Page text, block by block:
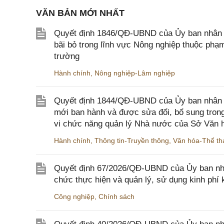
VĂN BẢN MỚI NHẤT
Quyết định 1846/QĐ-UBND của Ủy ban
bãi bỏ trong lĩnh vực Nông nghiệp thuộc
trường
Hành chính Nông nghiệp-Lâm nghiệp
Quyết định 1844/QĐ-UBND của Ủy ban
mới ban hành và được sửa đổi, bổ sung
vi chức năng quản lý Nhà nước của Sở Văn
Hành chính Thông tin-Truyền thông Văn hóa-Thể
Quyết định 67/2026/QĐ-UBND của Ủy ban
chức thực hiện và quản lý, sử dụng kinh phí
Công nghiệp Chính sách